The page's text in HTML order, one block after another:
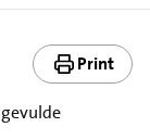
Print